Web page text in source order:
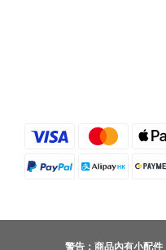
警告：商品內有小配件